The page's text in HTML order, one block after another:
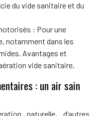
du vide sanitaire et du
: Pour une
notamment dans les
Avantages et
vide sanitaire.
: un air sain
naturelle, d’autres